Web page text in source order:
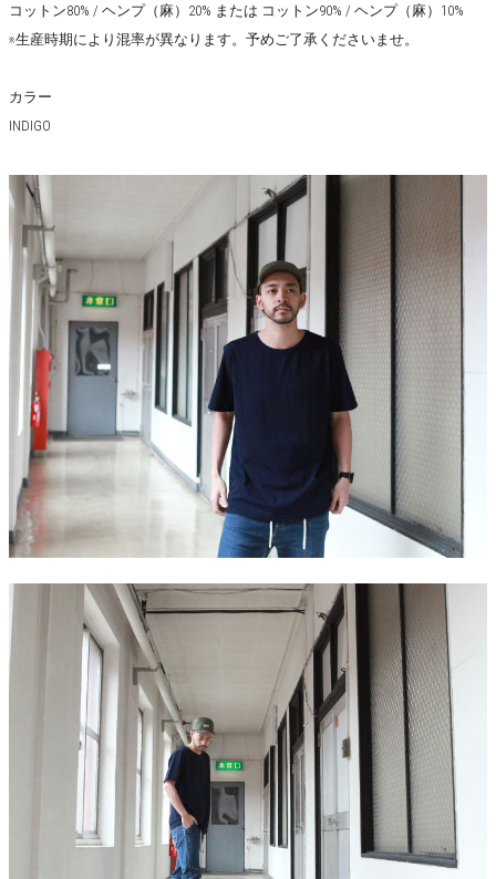
コットン80% / ヘンプ（麻）20% または コットン90% / ヘンプ（麻）10%
※生産時期により混率が異なります。予めご了承くださいませ。
カラー
INDIGO